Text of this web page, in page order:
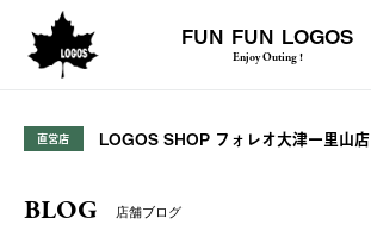
FUN FUN LOGOS
Enjoy Outing !
直営店 LOGOS SHOP フォレオ大津一里山店
BLOG 店舗ブログ